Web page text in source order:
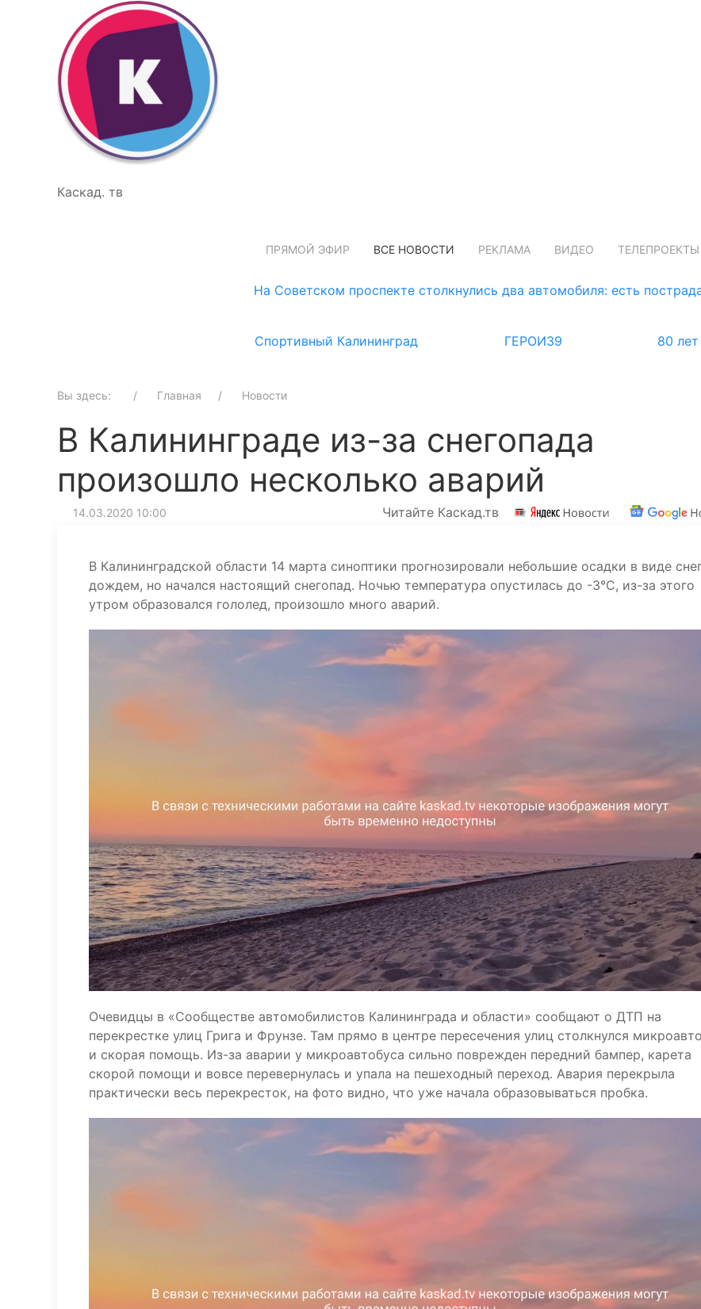
Каскад. тв
ПРЯМОЙ ЭФИР ВСЕ НОВОСТИ РЕКЛАМА ВИДЕО ТЕЛЕПРОЕКТЫ
На Советском проспекте столкнулись два автомобиля: есть
Спортивный Калининград
ГЕРОИ39
80
Вы здесь: Главная Новости
В Калининграде из-за снегопада
произошло несколько аварий
14.03.2020 10:00 Читайте Каскад.тв
В Калининградской области 14 марта синоптики прогнозировали небольшие осадки в виде
дождем, но начался настоящий снегопад. Ночью температура опустилась до -3°C, из-за этого
утром образовался гололед, произошло много аварий.
Очевидцы в «Сообществе автомобилистов Калининграда и области» сообщают о ДТП на
перекрестке улиц Грига и Фрунзе. Там прямо в центре пересечения улиц столкнулся
и скорая помощь. Из-за аварии у микроавтобуса сильно поврежден передний бампер, карета
скорой помощи и вовсе перевернулась и упала на пешеходный переход. Авария перекрыла
практически весь перекресток, на фото видно, что уже начала образовываться пробка.